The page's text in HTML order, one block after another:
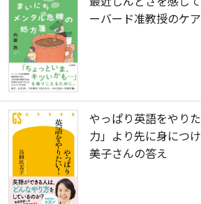
ーバード准教授のケ
やっぱり英語をやり
力」より先に身につ
美子さんの答え